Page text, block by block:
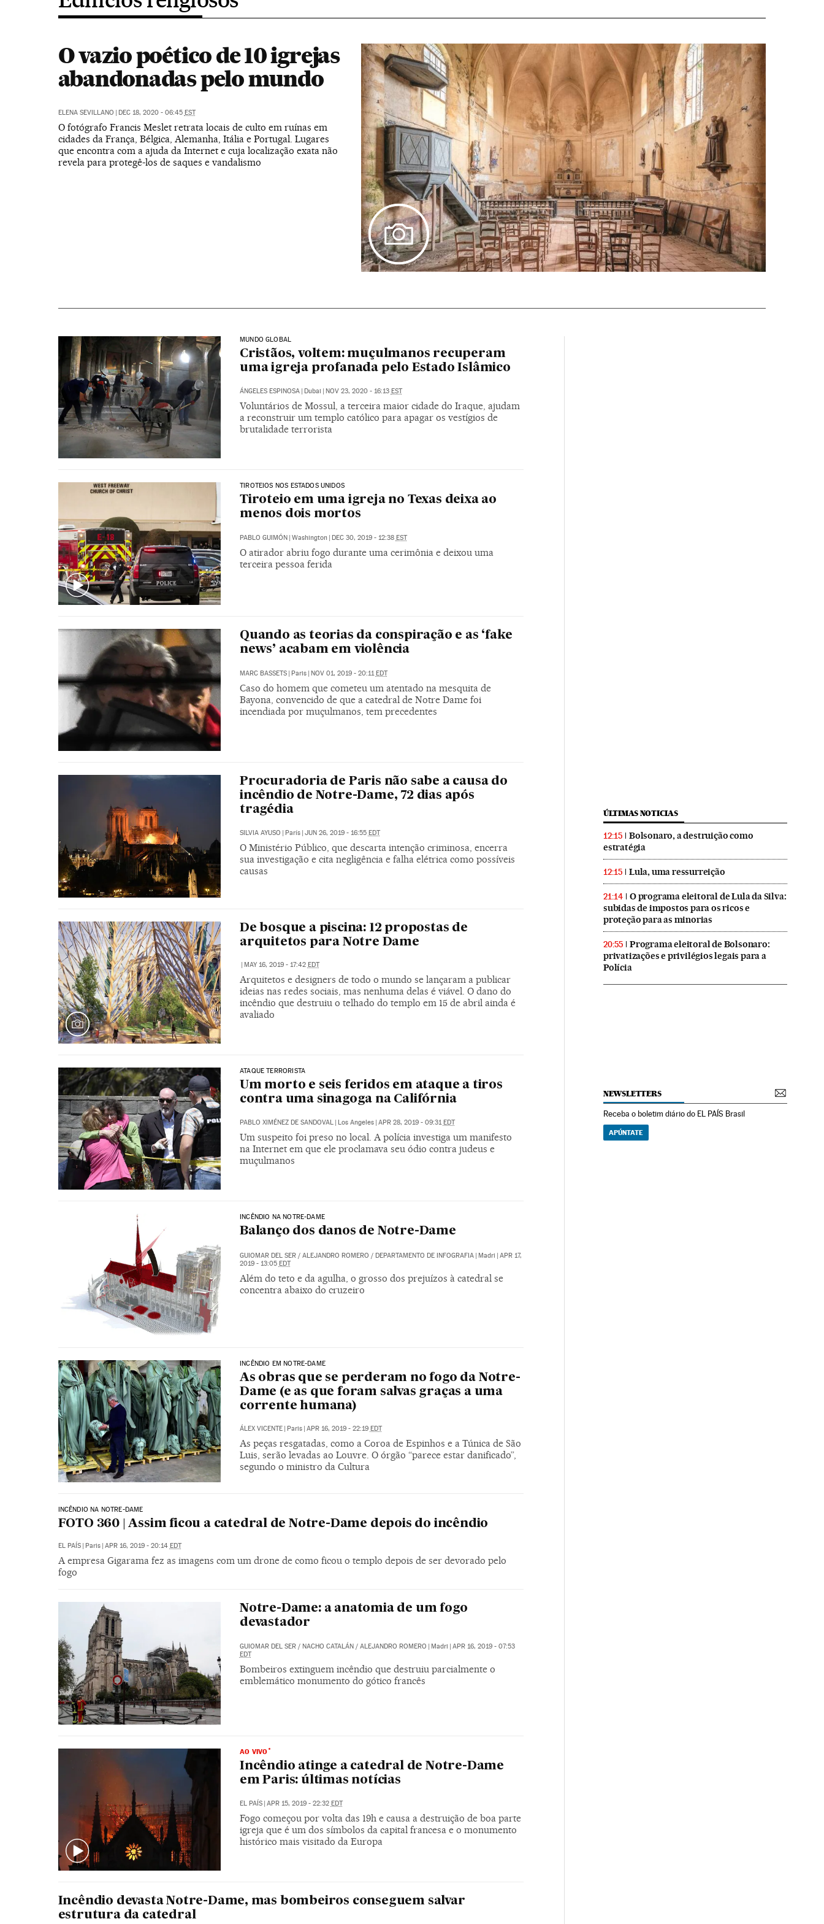
O vazio poético de 10 igrejas
abandonadas pelo mundo
ELENA SEVILLANO | DEC 18, 2020 - 06:45 EST
O fotógrafo Francis Meslet retrata locais de culto em ruínas em
cidades da França, Bélgica, Alemanha, Itália e Portugal. Lugares
que encontra com a ajuda da Internet e cuja localização exata não
revela para protegê-los de saques e vandalismo
MUNDO GLOBAL
Cristãos, voltem: muçulmanos recuperam
uma igreja profanada pelo Estado Islâmico
ÁNGELES ESPINOSA | Dubai | NOV 23, 2020 - 16:13 EST
Voluntários de Mossul, a terceira maior cidade do Iraque, ajudam
a reconstruir um templo católico para apagar os vestígios de
brutalidade terrorista
TIROTEIOS NOS ESTADOS UNIDOS
Tiroteio em uma igreja no Texas deixa ao
menos dois mortos
PABLO GUIMÓN Washington DEC 30, 2019 - 12:38 EST
O atirador abriu fogo durante uma cerimônia e deixou uma
terceira pessoa ferida
Quando as teorias da conspiração e as ‘fake
news’ acabam em violência
MARC BASSETS | Paris | NOV 01, 2019 - 20:11 EDT
Caso do homem que cometeu um atentado na mesquita de
Bayona, convencido de que a catedral de Notre Dame foi
incendiada por muçulmanos, tem precedentes
Procuradoria de Paris não sabe a causa do
incêndio de Notre-Dame, 72 dias após
tragédia
SILVIA AYUSO | París | JUN 26, 2019 - 16:55 EDT
O Ministério Público, que descarta intenção criminosa, encerra
sua investigação e cita negligência e falha elétrica como possíveis
causas
De bosque a piscina: 12 propostas de
arquitetos para Notre Dame
MAY 16, 2019 - 17:42 EDT
Arquitetos e designers de todo o mundo se lançaram a publicar
ideias nas redes sociais, mas nenhuma delas é viável. O dano do
incêndio que destruiu o telhado do templo em 15 de abril ainda é
avaliado
ATAQUE TERRORISTA
Um morto e seis feridos em ataque a tiros
contra uma sinagoga na Califórnia
PABLO XIMÉNEZ DE SANDOVAL | Los Angeles | APR 28, 2019 - 09:31EDT
Um suspeito foi preso no local. A polícia investiga um manifesto
na Internet em que ele proclamava seu ódio contra judeus e
muçulmanos
INCÊNDIO NA NOTRE-DAME
Balanço dos danos de Notre-Dame
GUIOMAR DEL SER/ ALEJANDRO ROMERO / DEPARTAMENTO DE INFOGRAFIA | Madri | APR 17,
2019 - 13:05 EDT
Além do teto e da agulha, o grosso dos prejuízos à catedral se
concentra abaixo do cruzeiro
INCÊNDIO EM NOTRE-DAME
As obras que se perderam no fogo da Notre-
Dame (e as que foram salvas graças a uma
corrente humana)
ÁLEX VICENTE | Paris | APR 16, 2019 - 22:19 EDT
As peças resgatadas, como a Coroa de Espinhos e a Túnica de São
Luis, serão levadas ao Louvre. O órgão “parece estar danificado”,
segundo o ministro da Cultura
INCÊNDIO NA NOTRE-DAME
FOTO 360 | Assim ficou a catedral de Notre-Dame depois do incêndio
EL PAÍS Paris APR 16, 2019 - 20:14 EDT
A empresa Gigarama fez as imagens com um drone de como ficou o templo depois de ser devorado pelo
fogo
Notre-Dame: a anatomia de um fogo
devastador
GUIOMAR DEL SER/ NACHO CATALÁN / ALEJANDRO ROMERO Madri
APR 16, 2019 - 07:53
EDT
Bombeiros extinguem incêndio que destruiu parcialmente o
emblemático monumento do gótico francês
AO VIVO
Incêndio atinge a catedral de Notre-Dame
em Paris: últimas notícias
EL PAÍS | APR 15, 2019 - 22:32 EDT
Fogo começou por volta das 19h e causa a destruição de boa parte
igreja que é um dos símbolos da capital francesa e o monumento
histórico mais visitado da Europa
Incêndio devasta Notre-Dame, mas bombeiros conseguem salvar
estrutura da catedral
ÚLTIMAS NOTICIAS
12:15
Bolsonaro, a destruição como
estratégia
12:15 Lula, uma ressurreição
21:14
O programa eleitoral de Lula da Silva:
subidas de impostos para os ricos e
proteção para as minorias
20:55
Programa eleitoral de Bolsonaro:
privatizações e privilégios legais para a
Polícia
NEWSLETTERS
Receba o boletim diário do EL PAÍS Brasil
APÚNTATE